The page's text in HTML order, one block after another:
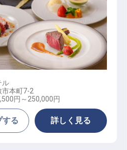
タッフ│正社員登用の実
2日制／食事手当／研
ル
市本町7-2
円～ 250,000円
する 詳しく見る